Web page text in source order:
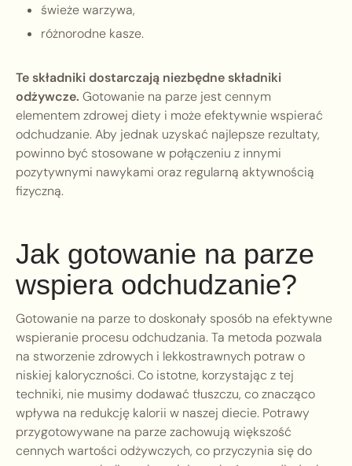
świeże warzywa,
różnorodne kasze.
Te składniki dostarczają niezbędne składniki
odżywcze. Gotowanie na parze jest cennym
elementem zdrowej diety i może efektywnie wspierać
odchudzanie. Aby jednak uzyskać najlepsze rezultaty,
powinno być stosowane w połączeniu z innymi
pozytywnymi nawykami oraz regularną aktywnością
fizyczną.
Jak gotowanie na parze
wspiera odchudzanie?
Gotowanie na parze to doskonały sposób na efektywne
wspieranie procesu odchudzania. Ta metoda pozwala
na stworzenie zdrowych i lekkostrawnych potraw o
niskiej kaloryczności. Co istotne, korzystając z tej
techniki, nie musimy dodawać tłuszczu, co znacząco
wpływa na redukcję kalorii w naszej diecie. Potrawy
przygotowywane na parze zachowują większość
cennych wartości odżywczych, co przyczynia się do